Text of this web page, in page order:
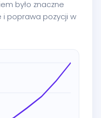
było znaczne
i poprawa pozycji w